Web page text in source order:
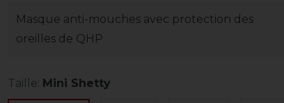
Masque anti-mouches avec protection des
oreilles de QHP
Taille: Mini Shetty